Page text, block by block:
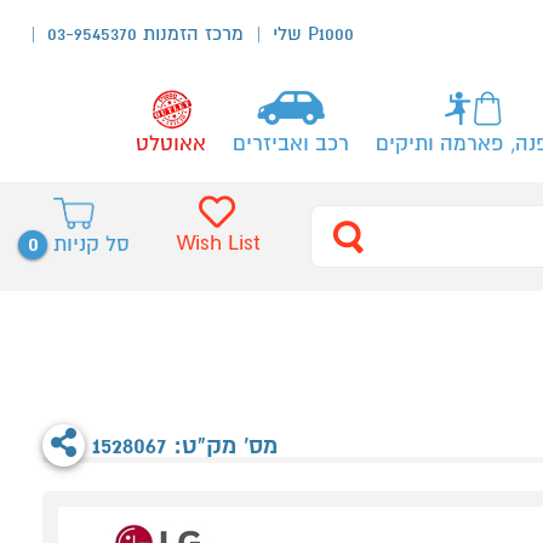
P1000 שלי מרכז הזמנות 03-9545370
פארמה ותיקים רכב ואביזרים אאוטלט
סל קניות 0 Wish List
מס' מק"ט: 1528067